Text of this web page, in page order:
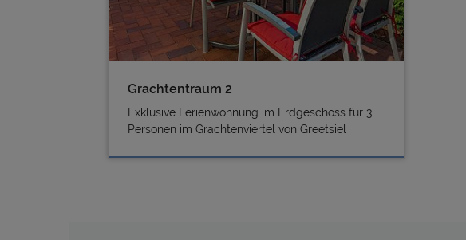
Grachtentraum 2
Exklusive Ferienwohnung im Erdgeschoss für 3
Personen im Grachtenviertel von Greetsiel